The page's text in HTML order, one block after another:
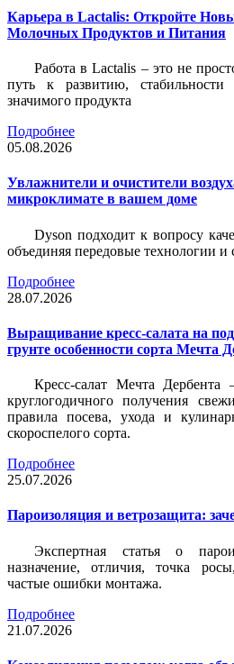
Карьера в Lactalis: Откройте
Молочных Продуктов и Питания
Работа в Lactalis – это не
путь к развитию,
значимого продукта
Подробнее
05.08.2026
Увлажнители и очистители
микроклимате в вашем доме
Dyson подходит к вопросу
объединяя передовые технологии и
Подробнее
28.07.2026
Выращивание кресс-салата на
грунте особенности сорта Мечта
Кресс-салат Мечта
круглогодичного получения
правила посева, ухода и
скороспелого сорта.
Подробнее
25.07.2026
Пароизоляция и ветрозащита:
Экспертная статья о
назначение, отличия, точка
частые ошибки монтажа.
Подробнее
21.07.2026